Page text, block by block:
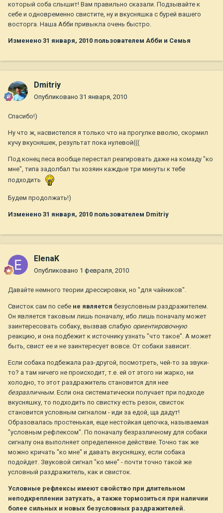
который соба слышит! Вам правильно сказали. Подзывайте к
себе и одновременно свистите, ну и вкусняшка с бурей вашего
восторга. Наша Абби привыкла очень быстро.
Изменено 31 января, 2010 пользователем Абби и Семья
Dmitriy
Опубликовано 31 января, 2010
Спасибо!)
Ну что ж, насвистелся я только что на прогулке вволю, скормил
кучу вкусняшек, результат пока нулевой(((
Под конец песа вообще перестал реагировать даже на комаду "ко
мне", типа задолбал ты хозяин каждые три минуты к тебе
подходить
Будем продолжать!)
Изменено 31 января, 2010 пользователем Dmitriy
ElenaK
Опубликовано 1 февраля, 2010
Давайте немного теории дрессировки, но "для чайников".
Свисток сам по себе не является безусловным раздражителем.
Он является таковым лишь поначалу, ибо лишь поначалу может
заинтересовать собаку, вызвав слабую ориентировочную
реакцию, и она подбежит к источнику узнать "что такое". А может
быть, свист ее и не заинтересует вовсе. От собаки зависит.
Если собака подбежала раз-другой, посмотреть, чей-то за звуки-
то? а там ничего не происходит, т.е. ей от этого ни жарко, ни
холодно, то этот раздражитель становится для нее
безразличным. Если она систематически получает при подходе
вкусняшку, то подходить по свистку есть резон, свисток
становится условным сигналом - иди за едой, ща дадут!
Образовалась простенькая, еще нестойкая цепочка, называемая
"условным рефлексом". По поначалу безразличному для собаки
сигналу она выполняет определенное действие. Точно так же
можно кричать "ко мне" и давать вкусняшку, если собака
подойдет. Звуковой сигнал "ко мне" - почти точно такой же
условный раздражитель, как и свисток.
Условные рефлексы имеют свойство при длительном
неподкреплении затухать, а также тормозиться при наличии
более сильных и новых безусловных раздражителей.